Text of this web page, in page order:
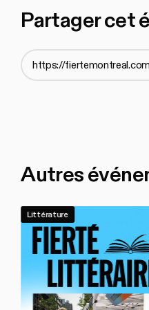
Partager cet
Autres
Littérature